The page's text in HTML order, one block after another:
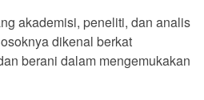
akademisi, peneliti, dan analis
dikenal berkat
berani dalam mengemukakan